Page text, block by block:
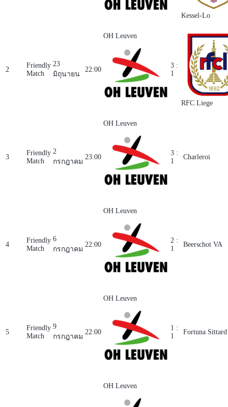
Kessel-Lo
2
Friendly
Match
23
มิถุนายน
22:00
OH Leuven
3 :
1
RFC Liege
3
Friendly
Match
2
กรกฎาคม
23:00
OH Leuven
3 :
1
Charleroi
4
Friendly
Match
6
กรกฎาคม
22:00
OH Leuven
2 :
1
Beerschot VA
5
Friendly
Match
9
กรกฎาคม
22:00
OH Leuven
1 :
1
Fortuna Sittard
OH Leuven